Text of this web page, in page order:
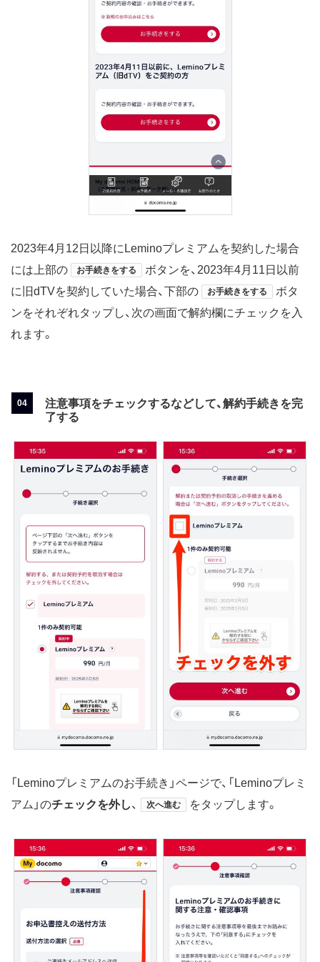
2023年4月12日以降にLeminoプレミアムを契約した場合
には上部の
お手続きをする
ボタンを、2023年4月11日以前
に旧dTVを契約していた場合、下部の
お手続きをする
ボタ
ンをそれぞれタップし、次の画面で解約欄にチェックを入
れます。
注意事項をチェックするなどして、解約手続きを完
了する
「Leminoプレミアムのお手続き」ページで、「Leminoプレミ
アム」のチェックを外し、 次へ進む をタップします。